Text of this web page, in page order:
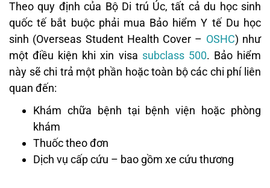
Theo quy định của Bộ Di trú Úc, tất cả du học sinh
quốc tế bắt buộc phải mua Bảo hiểm Y tế Du học
sinh (Overseas Student Health Cover – OSHC) như
một điều kiện khi xin visa subclass 500. Bảo hiểm
này sẽ chi trả một phần hoặc toàn bộ các chi phí liên
quan đến:
Khám chữa bệnh tại bệnh viện hoặc phòng
khám
Thuốc theo đơn
Dịch vụ cấp cứu – bao gồm xe cứu thương